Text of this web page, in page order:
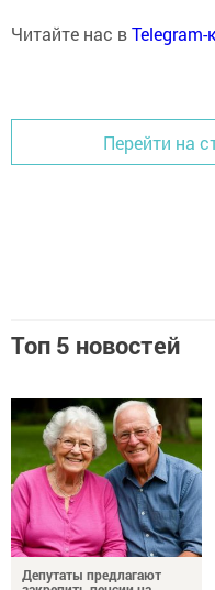
Читайте нас вTelegram-
Перейти на
Топ 5 новостей
Депутаты предлагают